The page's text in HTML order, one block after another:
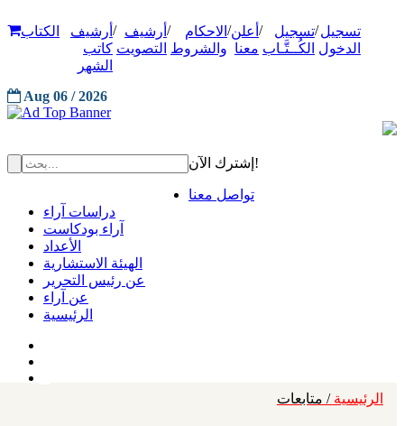
تسجيل
الدخول
/تسجيل
الكُــتَّـاب
/ أعلن
معنا
/ الاحكام
والشروط
/ أرشيف
التصويت
/ أرشيف
كاتب
الشهر
الكتاب
Aug 06 / 2026
إشترك الآن!
تواصل معنا
دراسات آراء
آراء بودكاست
الأعداد
الهيئة الاستشارية
عن رئيس التحرير
عن آراء
الرئيسية
الرئيسية / متابعات